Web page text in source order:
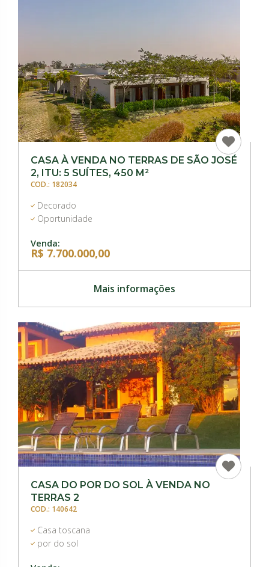
CASA À VENDA NO TERRAS DE SÃO JOSÉ
2, ITU: 5 SUÍTES, 450 M²
COD.: 182034
Decorado
Oportunidade
Venda:
R$ 7.700.000,00
Mais informações
CASA DO POR DO SOL À VENDA NO
TERRAS 2
COD.: 140642
Casa toscana
por do sol